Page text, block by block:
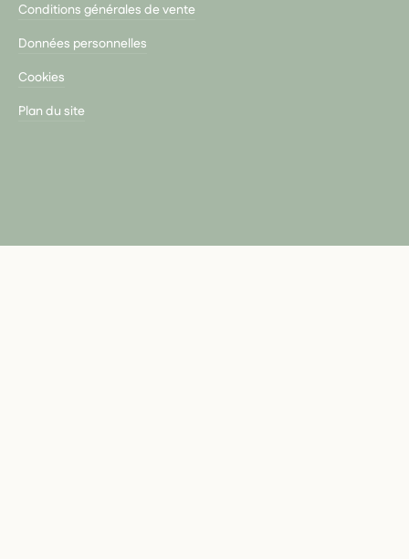
Conditions générales de vente
Données personnelles
Cookies
Plan du site